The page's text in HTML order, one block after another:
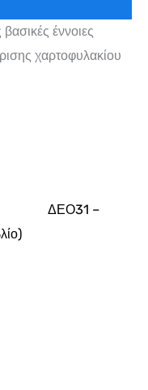
έννοιες
χαρτοφυλακίου
ΔΕΟ31 –